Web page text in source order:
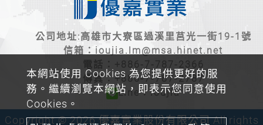
本網站使用 Cookies 為您提供更好的服
務。繼續瀏覽本網站，即表示您同意使用
Cookies。
公司地址:高雄市大寮區過溪里莒光一街19-1號
信箱： ioujia.lm@msa.hinet.net
電話： +886-7-787-2366
傳真：+886-7-787-2787
Line：ioujia
Copyright © 2026 優嘉實業股份有限公司 All rights